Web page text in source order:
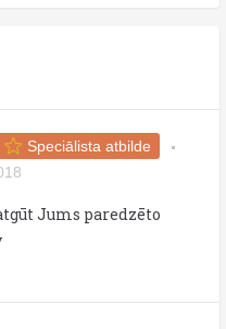
Speciālista atbilde
Jums paredzēto